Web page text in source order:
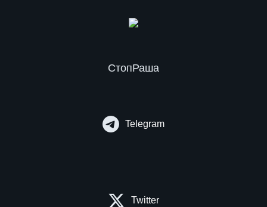
СтопРаша
Telegram
Twitter